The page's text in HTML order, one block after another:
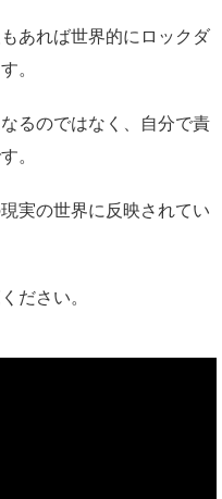
あれば世界的にロックダ
。
るのではなく、自分で責
。
実の世界に反映されてい
ださい。